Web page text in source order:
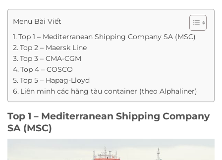
Menu Bài Viết
Top 1 – Mediterranean Shipping Company SA (MSC)
Top 2 – Maersk Line
Top 3 – CMA-CGM
Top 4 – COSCO
Top 5 – Hapag-Lloyd
Liên minh các hãng tàu container (theo Alphaliner)
Top 1 – Mediterranean Shipping Company
SA (MSC)